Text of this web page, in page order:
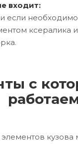
входит:
если
ксералика
с
кузова